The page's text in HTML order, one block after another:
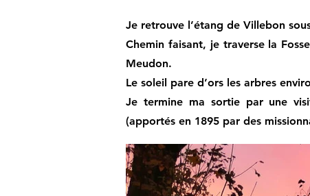
Je retrouve l’étang de Villebon
Chemin faisant, je traverse la
Meudon.
Le soleil pare d’ors les arbres
Je termine ma sortie par une
(apportés en 1895 par des